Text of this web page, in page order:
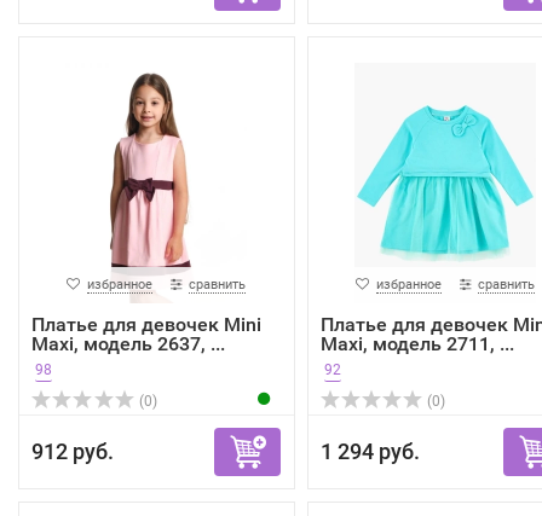
избранное сравнить
Платье для девочек Mini
Maxi, модель 2637, ...
98
(0)
912 руб.
избранное сравнить
Платье для девочек
Maxi, модель 2711, ...
92
(0)
1 294 руб.